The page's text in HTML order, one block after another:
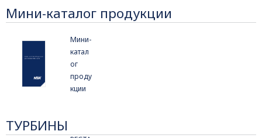
Мини-каталог продукции
Мини-
катал
ог
проду
кции
ТУРБИНЫ